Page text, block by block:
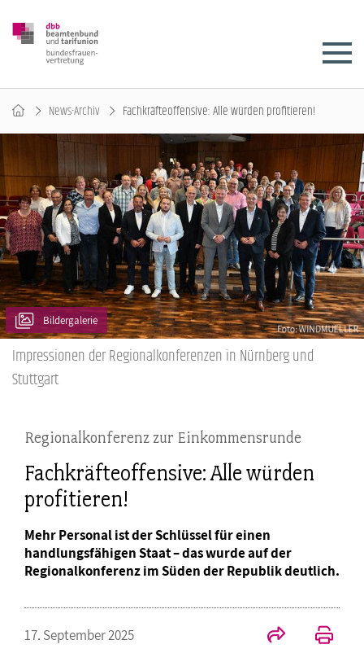
News-Archiv Fachkräfteoffensive: Alle würden profitieren!
Bildergalerie
Impressionen der Regionalkonferenzen in Nürnberg und
Stuttgart
Regionalkonferenz zur Einkommensrunde
Fachkräfteoffensive: Alle würden
profitieren!
Mehr Personal ist der Schlüssel für einen
handlungsfähigen Staat – das wurde auf der
Regionalkonferenz im Süden der Republik deutlich.
17. September 2025